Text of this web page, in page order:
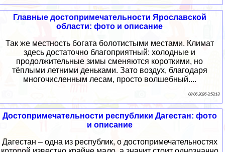
Главные достопримечательности Ярославской
области: фото и описание
Так же местность богата болотистыми местами. Климат
здесь достаточно благоприятный: холодные и
продолжительные зимы сменяются короткими, но
тёплыми летними деньками. Зато воздух, благодаря
многочисленным лесам, просто волшебный....
08 06 2026 3:53:13
Достопримечательности республики Дагестан: фото
и описание
Дагестан – одна из республик, о достопримечательностях